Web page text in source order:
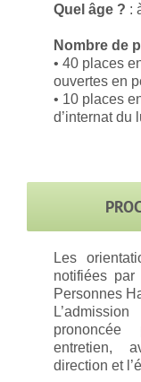
Quel âge ? :
Nombre de
• 40 places
ouvertes en
• 10 places
d’internat du
Les
notifiées
Personnes
entretien,
direction et